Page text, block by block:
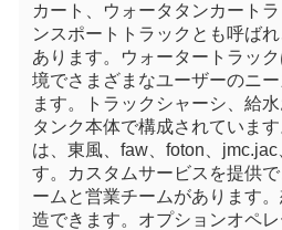
カート、ウォータタンカート
ンスポートトラックとも呼ば
あります。ウォータートラッ
境でさまざまなユーザーのニ
ます。トラックシャーシ、給
タンク本体で構成されていま
は、東風、faw、foton、
す。カスタムサービスを提供
ームと営業チームがあります
造できます。オプションオペ